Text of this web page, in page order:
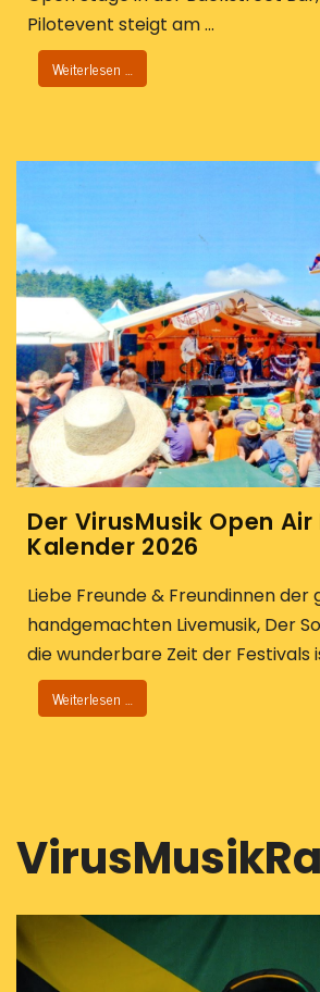
Pilotevent steigt am ...
Weiterlesen …
Der VirusMusik Open
Kalender 2026
Liebe Freunde & Freundinnen
handgemachten Livemusik, Der
die wunderbare Zeit der Festivals
Weiterlesen …